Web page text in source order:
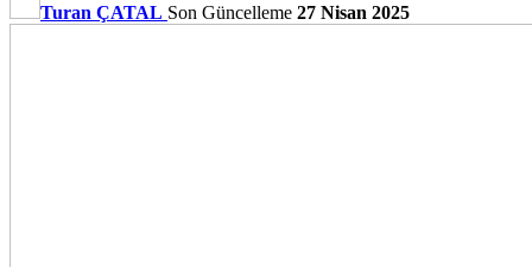
Turan ÇATAL Son Güncelleme 27 Nisan 2025